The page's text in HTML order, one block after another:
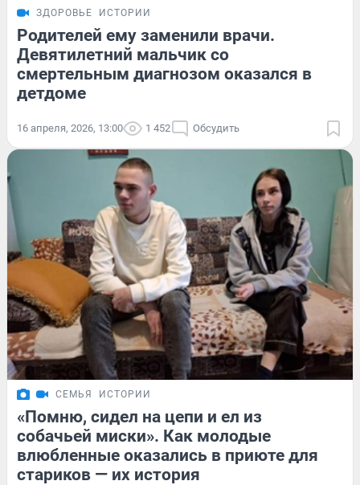
ЗДОРОВЬЕ ИСТОРИИ
Родителей ему заменили врачи.
Девятилетний мальчик со
смертельным диагнозом оказался в
детдоме
16 апреля, 2026, 13:00 1 452 Обсудить
СЕМЬЯ ИСТОРИИ
«Помню, сидел на цепи и ел из
собачьей миски». Как молодые
влюбленные оказались в приюте для
стариков — их история